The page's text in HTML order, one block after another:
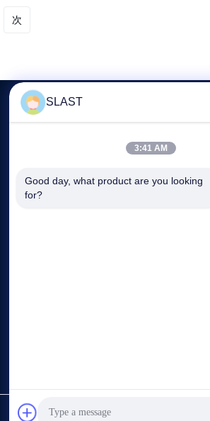
次
86--18896820017
SLAST
3:41 AM
Good day, what product are you looking
for?